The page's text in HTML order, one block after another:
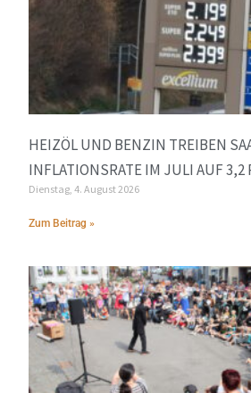
HEIZÖL UND BENZIN TREIBEN
INFLATIONSRATE IM JULI AUF 3,2
Dienstag, 4. August 2026
Zum Beitrag »